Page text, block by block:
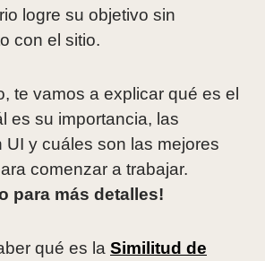
logre su objetivo sin
con el sitio.
te vamos a explicar qué es el
es su importancia, las
UI y cuáles son las mejores
comenzar a trabajar.
para más detalles!
qué es la Similitud de